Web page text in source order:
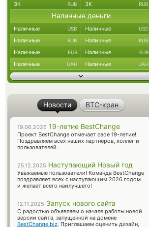
ЗК RUB ЗК RUB
Наличные деньги
Наличные USD Наличные USD
Наличные RUB Наличные RUB
Наличные EUR Наличные EUR
Наличные UAH Наличные UAH
Новости BTC-кран
19.06.2026 19-летие BestChange
Проект BestChange отмечает свое 19-летие!
Поздравляем всех наших партнеров, коллег и
пользователей.
25.12.2025 Наступающий Новый год
Уважаемые пользователи! Команда BestChange
поздравляет всех с наступающим 2026 годом
и желает всего наилучшего!
12.11.2025 Запуск нового сайта
С радостью объявляем о начале работы новой
версии сайта, запущенной на домене
BestChange.biz. Приглашаем оценить дизайн,